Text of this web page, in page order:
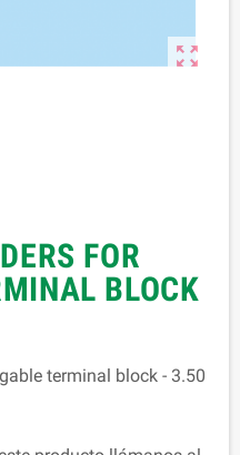

FOR
BLOCK
terminal block - 3.50